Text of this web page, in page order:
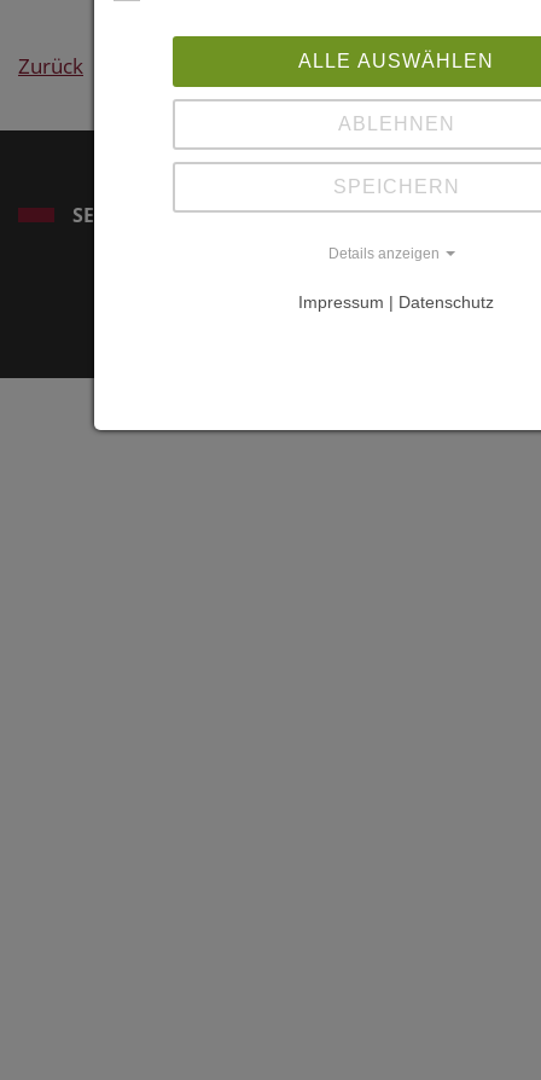
Zurück
https://
SERVICE
ALLE AUSWÄHLEN
ABLEHNEN
SPEICHERN
Details anzeigen
Impressum | Datenschutz